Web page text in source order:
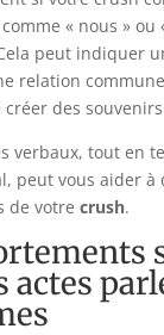
« nous » ou
peut indiquer
relation
des
verbaux, tout en
peut vous aider à
de votre crush.
actes